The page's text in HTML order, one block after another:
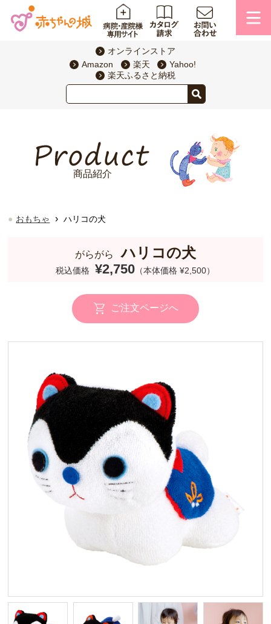
オンラインストア
Amazon
楽天
Yahoo!
楽天ふるさと納税
商品紹介
おもちゃ › ハリコの犬
がらがら ハリコの犬
税込価格 ¥2,750 （本体価格 ¥2,500）
ご注文ページへ